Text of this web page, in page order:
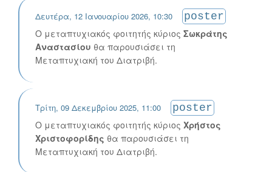
Δευτέρα, 12 Ιανουαρίου 2026, 10:30
poster
Ο μεταπτυχιακός φοιτητής κύριος Σωκράτης
Αναστασίου θα παρουσιάσει τη
Μεταπτυχιακή του Διατριβή.
Τρίτη, 09 Δεκεμβρίου 2025, 11:00
poster
Ο μεταπτυχιακός φοιτητής κύριος Χρήστος
Χριστοφορίδης θα παρουσιάσει τη
Μεταπτυχιακή του Διατριβή.